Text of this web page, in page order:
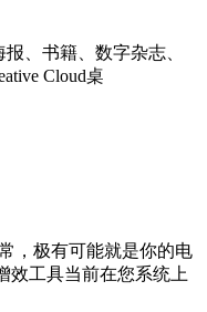
、书籍、数字杂志、
Cloud桌
，极有可能就是你的电
效工具当前在您系统上